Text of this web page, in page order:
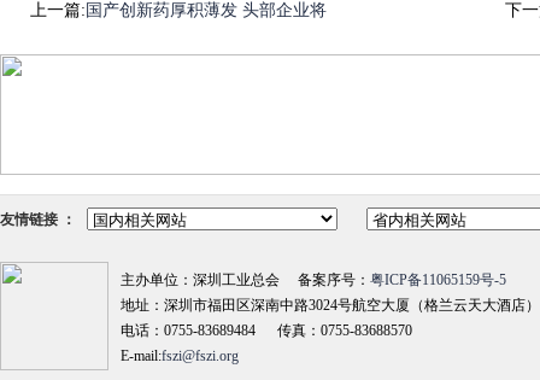
上一篇: 国产创新药厚积薄发 头部企业将 下
友情链接 ：
主办单位：深圳工业总会 备案序号： 粤ICP备11065159号-5
地址：深圳市福田区深南中路3024号航空大厦（格兰云天大酒店
电话：0755-83689484 传真：0755-83688570
E-mail:fszi@fszi.org